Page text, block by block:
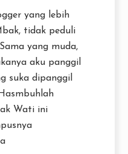
yang lebih
tidak peduli
yang muda,
aku panggil
suka dipanggil
Wati ini